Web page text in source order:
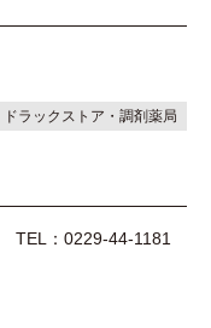
ドラックストア・調剤薬局
TEL：0229-44-1181